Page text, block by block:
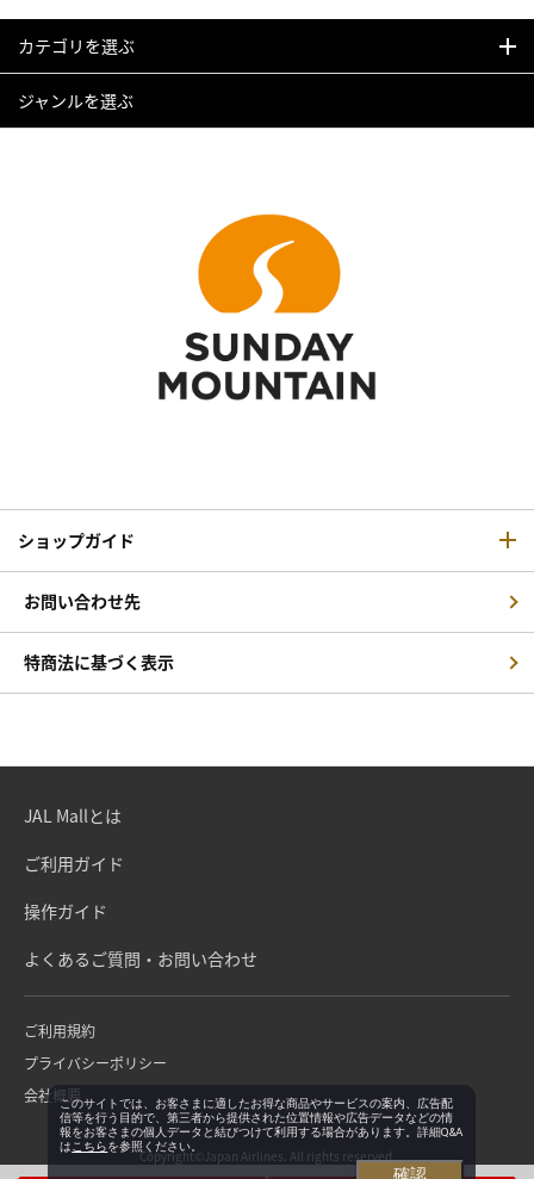
カテゴリを選ぶ
ジャンルを選ぶ
ショップガイド
お問い合わせ先
特商法に基づく表示
JAL Mallとは
ご利用ガイド
操作ガイド
よくあるご質問・お問い合わせ
ご利用規約
プライバシーポリシー
会社概要
Copyright©Japan Airlines. All rights reserved.
このサイトでは、お客さまに適したお得な商品やサービスの案内、広告配
信等を行う目的で、第三者から提供された位置情報や広告データなどの情
報をお客さまの個人データと結びつけて利用する場合があります。詳細Q&A
は こちらを参照ください。
確認